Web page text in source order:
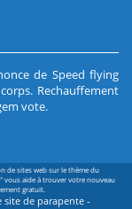
de Speed flying
. Rechauffement
vote.
de sites web sur le thème du
vous aide à trouver votre nouveau
gratuit.
site de parapente -